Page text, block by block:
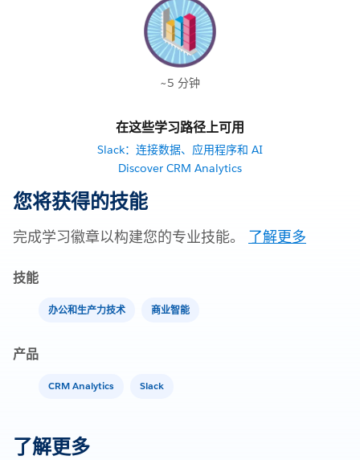
~5 分钟
在这些学习路径上可用
Slack：连接数据、应用程序和 AI
Discover CRM Analytics
您将获得的技能
完成学习徽章以构建您的专业技能。 了解更多
技能
办公和生产力技术 商业智能
产品
CRM Analytics Slack
了解更多